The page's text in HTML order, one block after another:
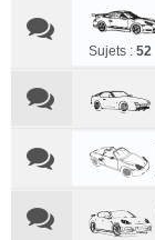
Sujets : 52